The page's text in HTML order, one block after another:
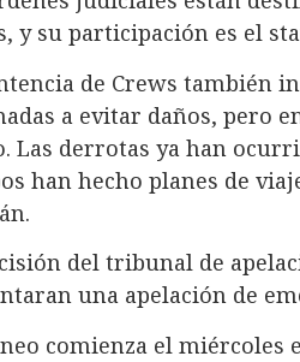
y su participación es el
de Crews también
a evitar daños, pero
Las derrotas ya han
han hecho planes de
del tribunal de
una apelación de
comienza el miércoles